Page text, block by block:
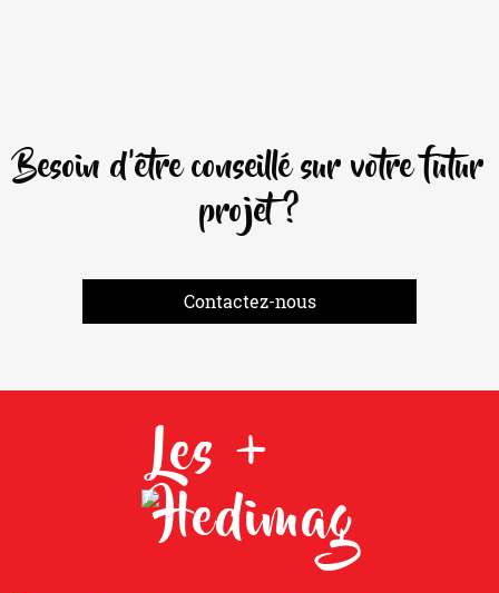
Besoin d'être conseillé sur votre futur
projet ?
Contactez-nous
Les +